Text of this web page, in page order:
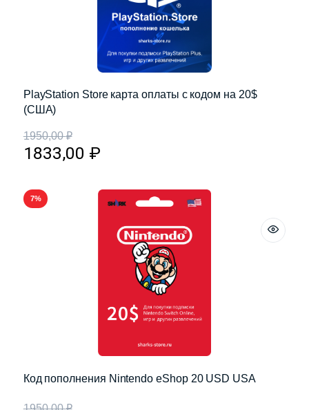
PlayStation Store карта оплаты с кодом на 20$
(США)
1950,00₽
1833,00 ₽
7%
Код пополнения Nintendo eShop 20 USD USA